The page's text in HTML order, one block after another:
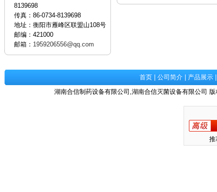
8139698
传真：86-0734-8139698
地址：衡阳市雁峰区联盟山108号
邮编：421000
邮箱： 1959206556@qq.com
首页 公司简介 产品展示
湖南合信制药设备有限公司,湖南合信灭菌设备有限公司
推